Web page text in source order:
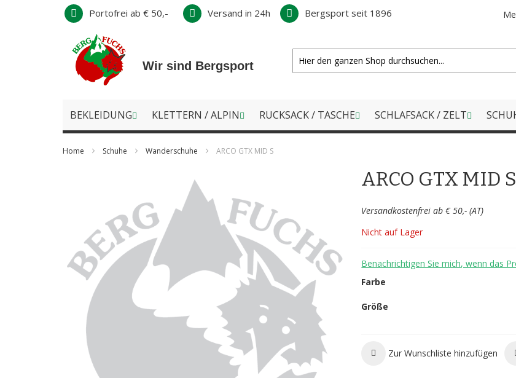
Direkt
Inhalt
Portofrei ab € 50,- Versand in 24h Bergsport seit 1896
Wir sind Bergsport
BEKLEIDUNG KLETTERN / ALPIN RUCKSACK / TASCHE SCHLAFSACK / ZELT
Home Schuhe Wanderschuhe ARCO GTX MID S
ARCO GTX MID S
Versandkostenfrei ab € 50,- (AT)
Nicht auf Lager
Benachrichtigen Sie mich, wenn das
Farbe
Größe
Zur Wunschliste hinzufügen